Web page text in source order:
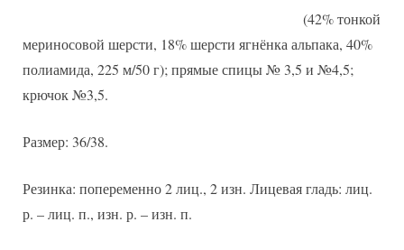
(42% тонкой
мериносовой шерсти, 18% шерсти ягнёнка альпака, 40%
полиамида, 225 м/50 г); прямые спицы № 3,5 и №4,5;
крючок №3,5.
Размер: 36/38.
Резинка: попеременно 2 лиц., 2 изн. Лицевая гладь: лиц.
р. – лиц. п., изн. р. – изн. п.